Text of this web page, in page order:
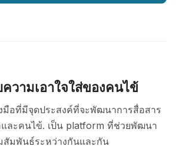
วามเอาใจใส่ของคนไข้
มือที่มีจุดประสงค์ที่จะพัฒนาการสื่อสาร
ละคนไข้. เป็น platform ที่ช่วยพัฒนา
สัมพันธ์ระหว่างกันและกัน